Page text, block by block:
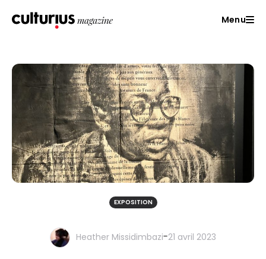
Menu
EXPOSITION
Heather Missidimbazi-21 avril 2023